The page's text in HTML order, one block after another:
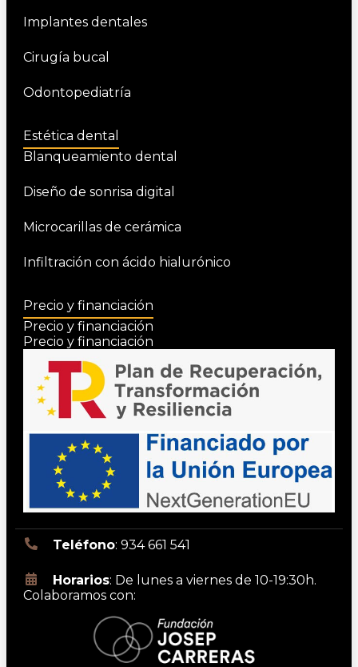
Implantes dentales
Cirugía bucal
Odontopediatría
Estética dental
Blanqueamiento dental
Diseño de sonrisa digital
Microcarillas de cerámica
Infiltración con ácido hialurónico
Precio y financiación
Precio y financiación
Precio y financiación
Teléfono: 934 661 541
Horarios: De lunes a viernes de 10-19:30h.
Colaboramos con: